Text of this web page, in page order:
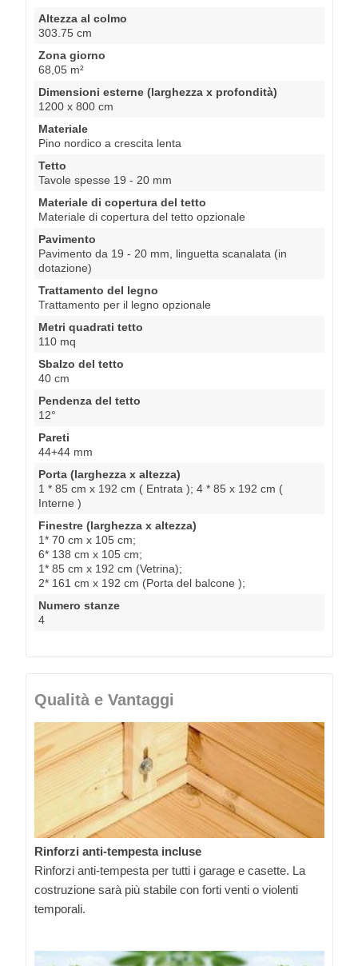
Altezza al colmo
303.75 cm
Zona giorno
68,05 m²
Dimensioni esterne (larghezza x profondità)
1200 x 800 cm
Materiale
Pino nordico a crescita lenta
Tetto
Tavole spesse 19 - 20 mm
Materiale di copertura del tetto
Materiale di copertura del tetto opzionale
Pavimento
Pavimento da 19 - 20 mm, linguetta scanalata (in
dotazione)
Trattamento del legno
Trattamento per il legno opzionale
Metri quadrati tetto
110 mq
Sbalzo del tetto
40 cm
Pendenza del tetto
12°
Pareti
44+44 mm
Porta (larghezza x altezza)
1 * 85 cm x 192 cm ( Entrata ); 4 * 85 x 192 cm (
Interne )
Finestre (larghezza x altezza)
1* 70 cm x 105 cm;
6* 138 cm x 105 cm;
1* 85 cm x 192 cm (Vetrina);
2* 161 cm x 192 cm (Porta del balcone );
Numero stanze
4
Qualità e Vantaggi
Rinforzi anti-tempesta incluse
Rinforzi anti-tempesta per tutti i garage e casette. La
costruzione sarà più stabile con forti venti o violenti
temporali.